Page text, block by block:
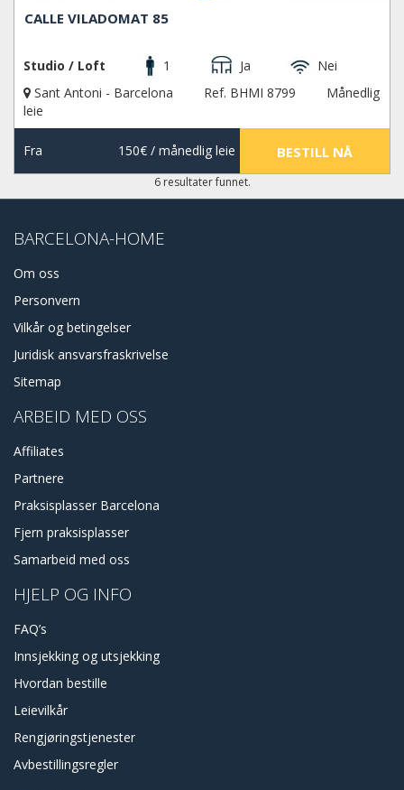
CALLE VILADOMAT 85
Studio / Loft 1 Ja
Nei
Sant Antoni - Barcelona
Ref. BHMI 8799
Månedlig
leie
Fra 150€/ månedlig leie BESTILL NÅ
6 resultater funnet.
BARCELONA-HOME
Om oss
Personvern
Vilkår og betingelser
Juridisk ansvarsfraskrivelse
Sitemap
ARBEID MED OSS
Affiliates
Partnere
Praksisplasser Barcelona
Fjern praksisplasser
Samarbeid med oss
HJELP OG INFO
FAQ’s
Innsjekking og utsjekking
Hvordan bestille
Leievilkår
Rengjøringstjenester
Avbestillingsregler